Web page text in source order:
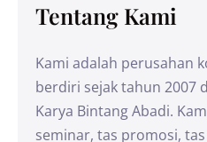
Tentang Kami
Kami adalah perusahan
berdiri sejak tahun 2007
Karya Bintang Abadi.
seminar, tas promosi,